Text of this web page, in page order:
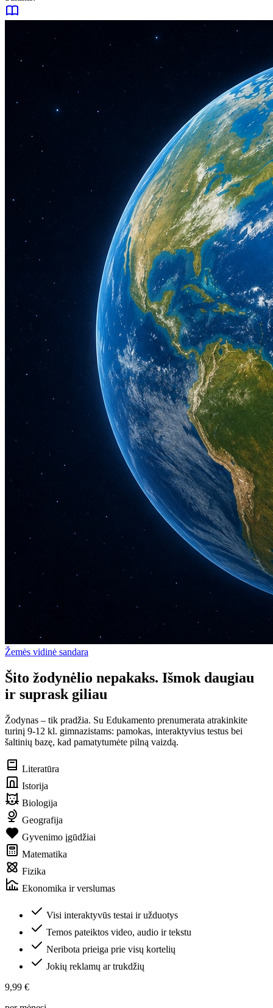
Žemės vidinė sandara
Šito žodynėlio nepakaks. Išmok daugiau
ir suprask giliau
Žodynas – tik pradžia. Su Edukamento prenumerata atrakinkite
turinį 9-12 kl. gimnazistams: pamokas, interaktyvius testus bei
šaltinių bazę, kad pamatytumėte pilną vaizdą.
Literatūra
Istorija
Biologija
Geografija
Gyvenimo įgūdžiai
Matematika
Fizika
Ekonomika ir verslumas
Visi interaktyvūs testai ir užduotys
Temos pateiktos video, audio ir tekstu
Neribota prieiga prie visų kortelių
Jokių reklamų ar trukdžių
9,99 €